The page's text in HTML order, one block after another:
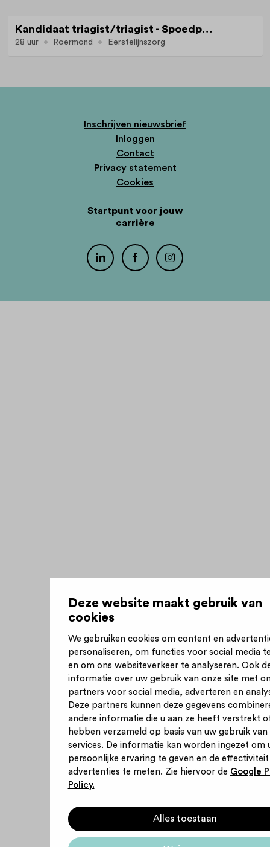
Deze website maakt gebruik van
cookies
We gebruiken cookies om content en
personaliseren, om functies voor social media
en om ons websiteverkeer te analyseren. Ook
informatie over uw gebruik van onze site met
partners voor social media, adverteren en
Deze partners kunnen deze gegevens
andere informatie die u aan ze heeft verstrekt
hebben verzameld op basis van uw gebruik van
services. De informatie kan worden ingezet om
persoonlijke ervaring te geven en de effectiviteit
advertenties te meten. Zie hiervoor de Google
Policy.
Alles toestaan
Kandidaat triagist/triagist - Spoedpost in Roermond
28 uur Roermond Eerstelijnszorg
Inschrijven nieuwsbrief
Inloggen
Contact
Privacy statement
Cookies
Startpunt voor jouw
carrière